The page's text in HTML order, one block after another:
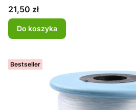
Cena
21,50 zł
Do koszyka
Bestseller